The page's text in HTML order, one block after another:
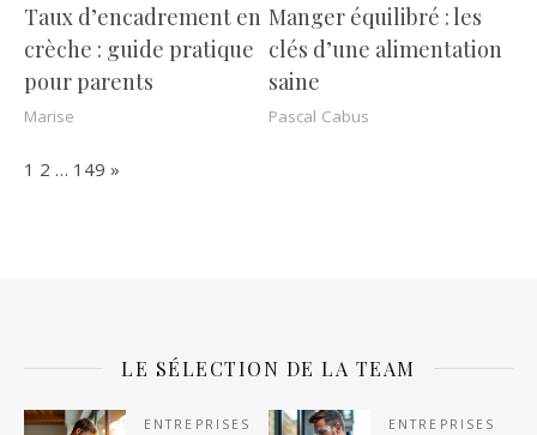
Taux d’encadrement en
crèche : guide pratique
pour parents
Marise
Manger équilibré : les
clés d’une alimentation
saine
Pascal Cabus
Page:
1 2 … 149 Next
»
LE SÉLECTION DE LA TEAM
ENTREPRISES ENTREPRISES